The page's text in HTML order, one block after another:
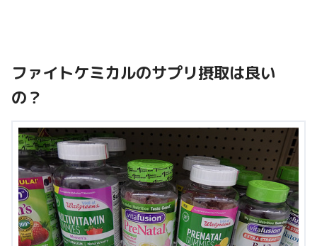
ファイトケミカルのサプリ摂取は良い
の？